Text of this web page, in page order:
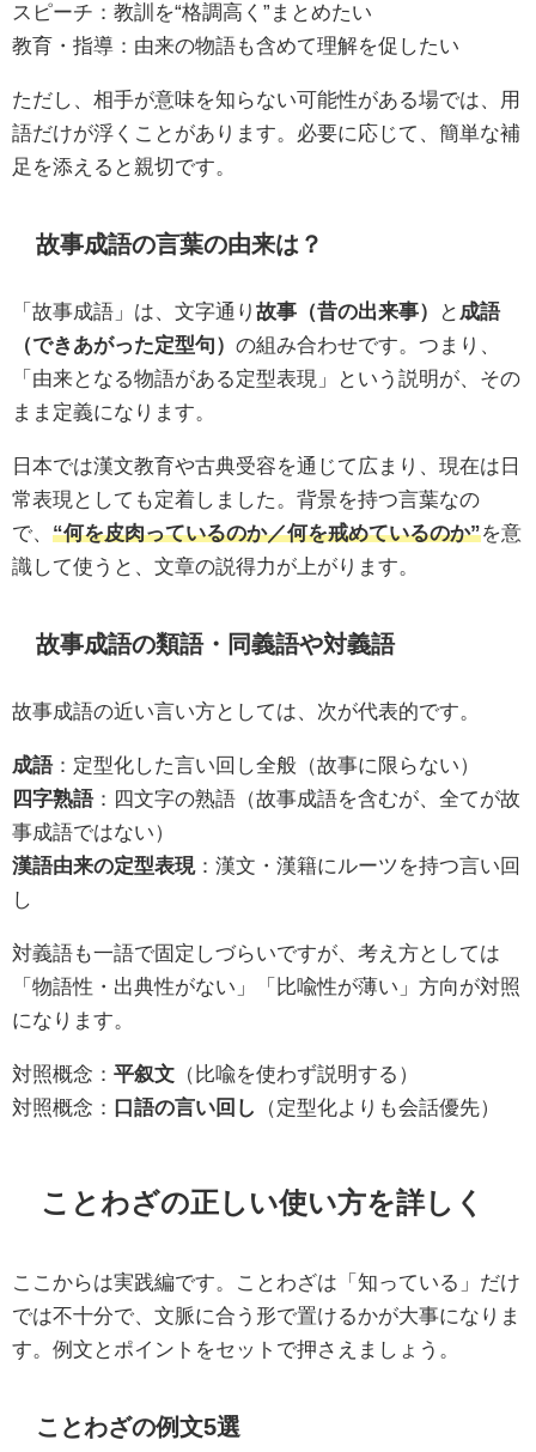
スピーチ：教訓を“格調高く”まとめたい
教育・指導：由来の物語も含めて理解を促したい
ただし、相手が意味を知らない可能性がある場では、用
語だけが浮くことがあります。必要に応じて、簡単な補
足を添えると親切です。
故事成語の言葉の由来は？
「故事成語」は、文字通り 故事（昔の出来事） と 成語
（できあがった定型句） の組み合わせです。つまり、
「由来となる物語がある定型表現」という説明が、その
まま定義になります。
日本では漢文教育や古典受容を通じて広まり、現在は日
常表現としても定着しました。背景を持つ言葉なの
で、 “何を皮肉っているのか／何を戒めているのか”を意
識して使うと、文章の説得力が上がります。
故事成語の類語・同義語や対義語
故事成語の近い言い方としては、次が代表的です。
成語：定型化した言い回し全般（故事に限らない）
四字熟語：四文字の熟語（故事成語を含むが、全てが故
事成語ではない）
漢語由来の定型表現 ：漢文・漢籍にルーツを持つ言い回
し
対義語も一語で固定しづらいですが、考え方としては
「物語性・出典性がない」「比喩性が薄い」方向が対照
になります。
対照概念： 平叙文 （比喩を使わず説明する）
対照概念： 口語の言い回し （定型化よりも会話優先）
ことわざの正しい使い方を詳しく
ここからは実践編です。ことわざは「知っている」だけ
では不十分で、文脈に合う形で置けるかが大事になりま
す。例文とポイントをセットで押さえましょう。
ことわざの例文5選